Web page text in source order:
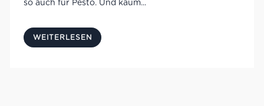
so auch für Pesto. Und kaum...
WEITERLESEN